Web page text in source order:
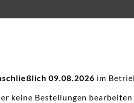
09.08.2026 im
keine Bestellungen